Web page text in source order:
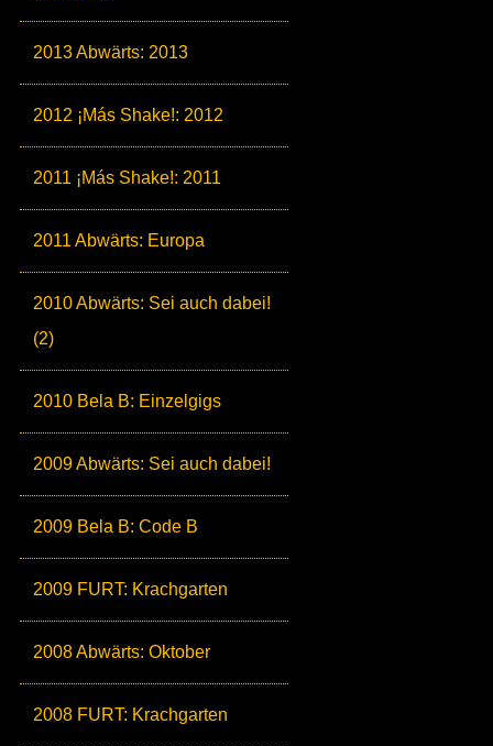
2013 Abwärts: 2013
2012 ¡Más Shake!: 2012
2011 ¡Más Shake!: 2011
2011 Abwärts: Europa
2010 Abwärts: Sei auch dabei!
(2)
2010 Bela B: Einzelgigs
2009 Abwärts: Sei auch dabei!
2009 Bela B: Code B
2009 FURT: Krachgarten
2008 Abwärts: Oktober
2008 FURT: Krachgarten